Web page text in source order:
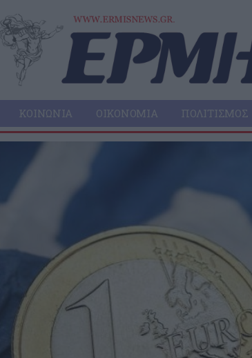
ΚΟΙΝΩΝΊΑ ΟΙΚΟΝΟΜΊΑ ΠΟΛΙΤΙΣΜΌΣ